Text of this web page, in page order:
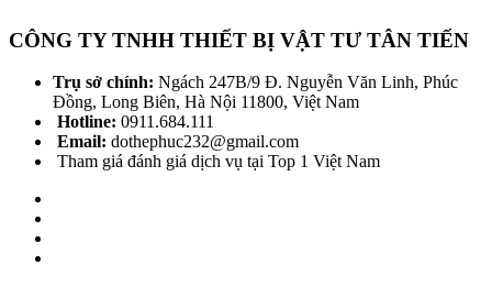
CÔNG TY TNHH THIẾT BỊ VẬT TƯ TÂN TIẾN
Trụ sở chính: Ngách 247B/9 Đ. Nguyễn Văn Linh, Phúc
Đồng, Long Biên, Hà Nội 11800, Việt Nam
Hotline: 0911.684.111
Email: dothephuc232@gmail.com
Tham giá đánh giá dịch vụ tại Top 1 Việt Nam